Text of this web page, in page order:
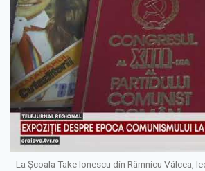
La Școala Take Ionescu din Râmnicu Vâlcea,